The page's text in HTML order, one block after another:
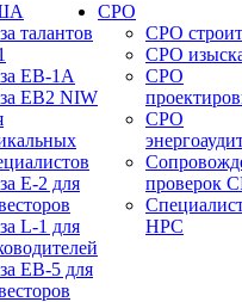
талантов
EB-1A
EB2 NIW
E-2 для
L-1 для
EB-5 для
СРО
СРО
СРО
СРО
СРО
проверок
НРС